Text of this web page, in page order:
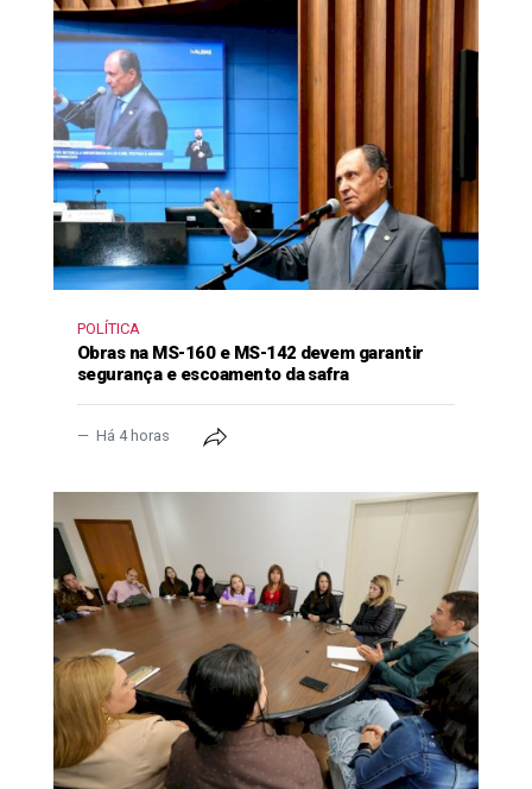
POLÍTICA
Obras na MS-160 e MS-142 devem garantir
segurança e escoamento da safra
Há 4 horas